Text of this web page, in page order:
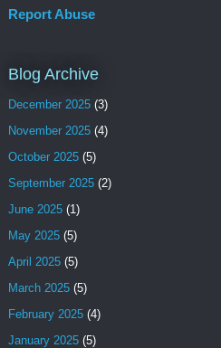
Report Abuse
Blog Archive
December 2025 (3)
November 2025 (4)
October 2025 (5)
September 2025 (2)
June 2025 (1)
May 2025 (5)
April 2025 (5)
March 2025 (5)
February 2025 (4)
January 2025 (5)